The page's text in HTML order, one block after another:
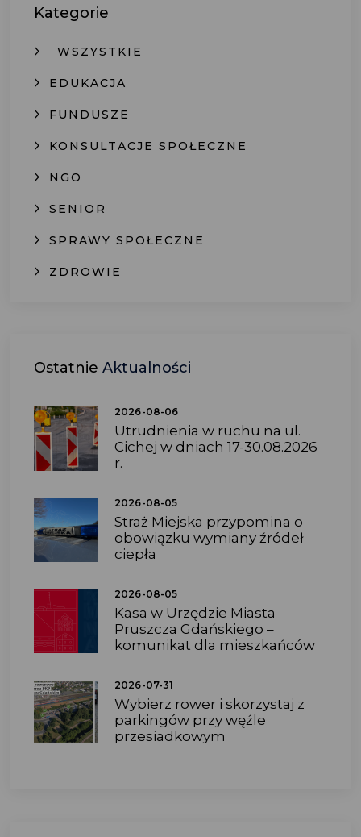
Kategorie
WSZYSTKIE
EDUKACJA
FUNDUSZE
KONSULTACJE SPOŁECZNE
NGO
SENIOR
SPRAWY SPOŁECZNE
ZDROWIE
Ostatnie Aktualności
2026-08-06
Utrudnienia w ruchu na ul.
Cichej w dniach 17-30.08.2026
r.
2026-08-05
Straż Miejska przypomina o
obowiązku wymiany źródeł
ciepła
2026-08-05
Kasa w Urzędzie Miasta
Pruszcza Gdańskiego –
komunikat dla mieszkańców
2026-07-31
Wybierz rower i skorzystaj z
parkingów przy węźle
przesiadkowym